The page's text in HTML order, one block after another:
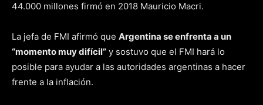
44.000 millones firmó en 2018 Mauricio Macri.
La jefa de FMI afirmó que Argentina se enfrenta a un
“momento muy difícil” y sostuvo que el FMI hará lo
posible para ayudar a las autoridades argentinas a hacer
frente a la inflación.